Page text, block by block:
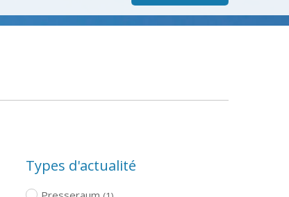
Types d'actualité